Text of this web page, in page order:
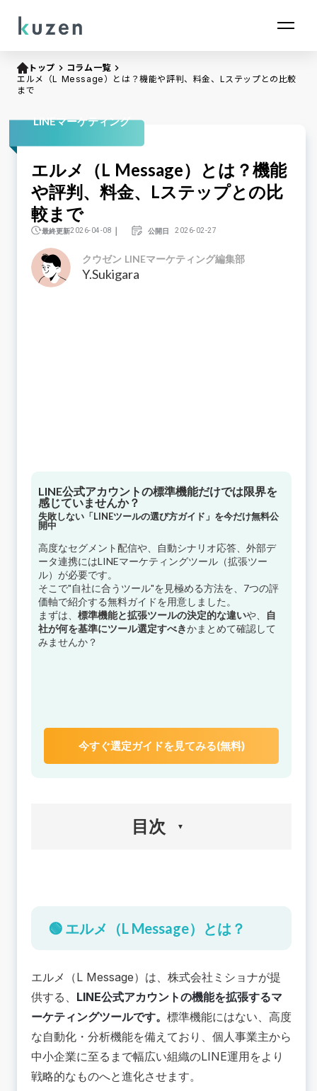
トップ keyboard_arrow_right コラム一覧keyboard_arrow_right
エルメ（L Message）とは？機能や評判、料金、Lステップとの比較
まで
LINEマーケティング
エルメ（L Message）とは？機能
や評判、料金、Lステップとの比
較まで
最終更新2026-04-08 ｜ 公開日 2026-02-27
クウゼン LINEマーケティング編集部
Y.Sukigara
LINE公式アカウントの標準機能だけでは限界を
感じていませんか？
失敗しない「LINEツールの選び方ガイド」を今だけ無料公
開中
高度なセグメント配信や、自動シナリオ応答、外部デ
ータ連携にはLINEマーケティングツール（拡張ツー
ル）が必要です。
そこで"自社に合うツール"を見極める方法を、7つの評
価軸で紹介する無料ガイドを用意しました。
まずは、 標準機能と拡張ツールの決定的な違いや、
自
社が何を基準にツール選定すべきかまとめて確認して
みませんか？
今すぐ選定ガイドを見てみる(無料)
目次
🟢 エルメ（L Message）の導入実績
🟢 エルメ（L Message）の料金体系・費用
🟢 エルメ（L Message）の3つの特徴
圧倒的なコストパフォーマンス
集客から決済まで網羅する多機能さ
初心者でも迷わない直感的な操作性
🟢 エルメ（L Message）の主要機能
フォーム作成機能
🟢 エルメ（L Message）とは？
エルメ
（L Message）は、株式会社ミショナが提
供する、 LINE公式アカウントの機能を拡張するマ
ーケティングツールです。 標準機能にはない、高度
な自動化・分析機能を備えており、個人事業主から
中小企業に至るまで幅広い組織のLINE運用をより
戦略的なものへと進化させます。